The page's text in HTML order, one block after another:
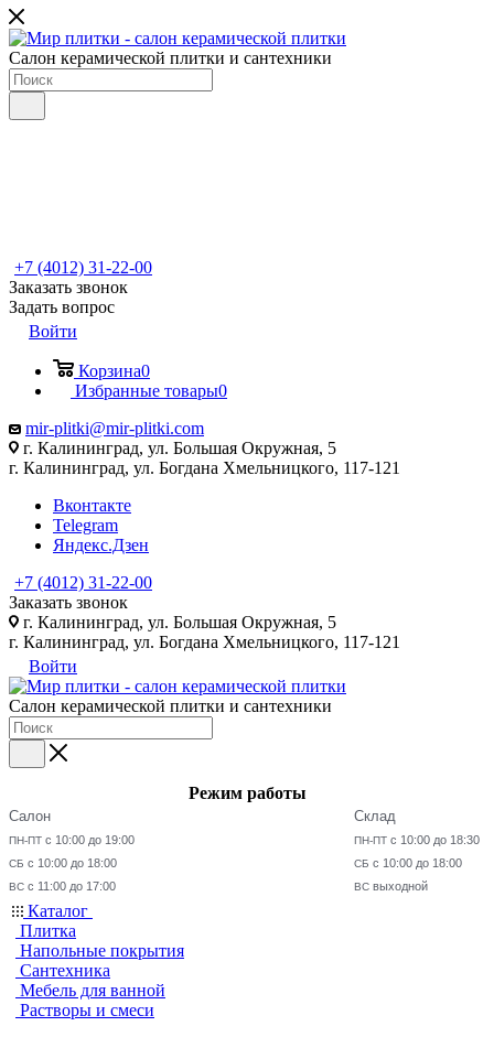
Салон керамической плитки и сантехники
+7 (4012) 31-22-00
Заказать звонок
Задать вопрос
Войти
Корзина0
Избранные товары0
mir-plitki@mir-plitki.com
г. Калининград, ул. Большая Окружная, 5
г. Калининград, ул. Богдана Хмельницкого, 117-121
Вконтакте
Telegram
Яндекс.Дзен
+7 (4012) 31-22-00
Заказать звонок
г. Калининград, ул. Большая Окружная, 5
г. Калининград, ул. Богдана Хмельницкого, 117-121
Войти
Салон керамической плитки и сантехники
Режим работы
Салон
ПН-ПТ с 10:00 до 19:00
СБ с 10:00 до 18:00
ВС с 11:00 до 17:00
Склад
ПН-ПТ с 10:00 до 18:30
СБ с 10:00 до 18:00
ВС выходной
Каталог
Плитка
Напольные покрытия
Сантехника
Мебель для ванной
Растворы и смеси